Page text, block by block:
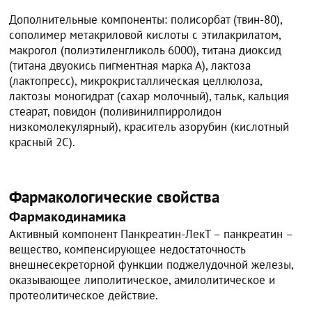
Дополнительные компоненты: полисорбат (твин-80),
сополимер метакриловой кислоты с этилакрилатом,
макрогол (полиэтиленгликоль 6000), титана диоксид
(титана двуокись пигментная марка А), лактоза
(лактопресс), микрокристаллическая целлюлоза,
лактозы моногидрат (сахар молочный), тальк, кальция
стеарат, повидон (поливинилпирролидон
низкомолекулярный), краситель азорубин (кислотный
красный 2С).
Фармакологические свойства
Фармакодинамика
Активный компонент Панкреатин-ЛекТ – панкреатин –
вещество, компенсирующее недостаточность
внешнесекреторной функции поджелудочной железы,
оказывающее липолитическое, амилолитическое и
протеолитическое действие.